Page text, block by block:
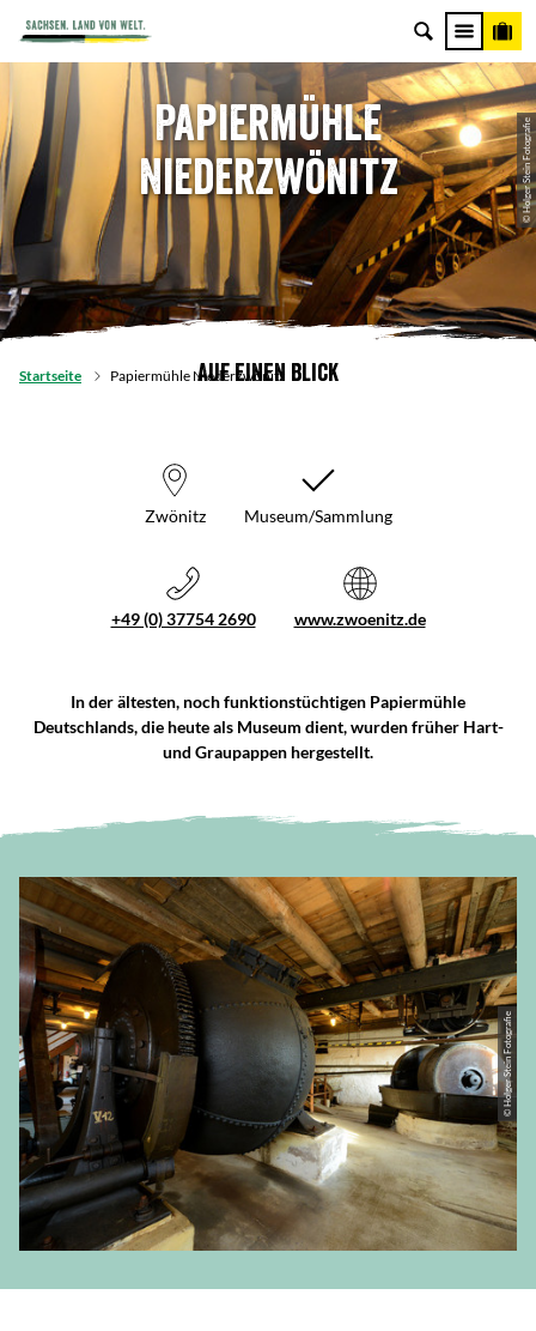
© Holger Stein Fotografie
Papiermühle
Niederzwönitz
Startseite Papiermühle Niederzwönitz
Auf einen Blick
Zwönitz Museum/Sammlung
+49 (0) 37754 2690 www.zwoenitz.de
In der ältesten, noch funktionstüchtigen Papiermühle
Deutschlands, die heute als Museum dient, wurden früher Hart-
und Graupappen hergestellt.
© Holger Stein Fotografie